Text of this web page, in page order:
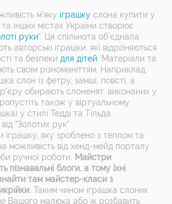
м’яку іграшку слона купити у
та інших містах України створює
руки”. Ця спільнота об’єднала
авторські іграшки, які відрізняються
та безпеки для дітей . Матеріали та
своїм різноманіттям. Наприклад,
слон із фетру, замші, повсті, а
обирають слоненят, виконаних у
також у віртуальному
у стилі Тедді та Тільда.
“Золотих рук”
іграшку, яку зроблено з теплом та
можливість від хенд-мейд порталу
ручної роботи. Майстри
пізнавальні блоги, а тому їхні
там майстер-класи з
. Таким чином іграшка слоник
Вашого малюка або ж розбавить